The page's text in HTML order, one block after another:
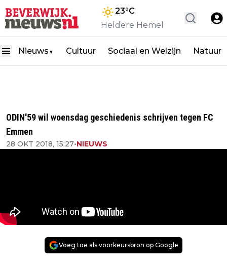
23°C
Heldere Hemel
Nieuws ▼ Cultuur Sociaal en Welzijn Natuur
ODIN'59 wil woensdag geschiedenis schrijven tegen FC
Emmen
28 OKT 2018, 15:27•NIEUWS
Voeg toe als voorkeursbron op Google